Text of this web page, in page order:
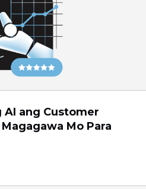
AI ang Customer
Mo Para